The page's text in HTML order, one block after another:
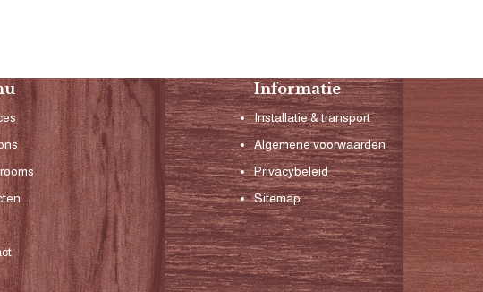
Informatie
Installatie & transport
Algemene voorwaarden
Privacybeleid
Sitemap